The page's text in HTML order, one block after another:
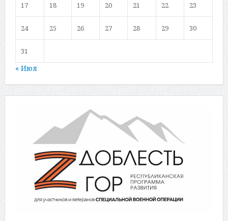
17 18 19 20 21 22 23
24 25 26 27 28 29 30
31
« Июл